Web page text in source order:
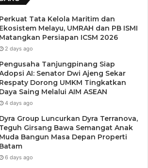
Perkuat Tata Kelola Maritim dan
Ekosistem Melayu, UMRAH dan PB ISMI
Matangkan Persiapan ICSM 2026
2 days ago
Pengusaha Tanjungpinang Siap
AI: Senator Dwi Ajeng Sekar
Respaty Dorong UMKM Tingkatkan
Daya Saing Melalui AIM ASEAN
4 days ago
Dyra Group Luncurkan Dyra Terranova,
Teguh Girsang Bawa Semangat Anak
Muda Bangun Masa Depan Properti
Batam
6 days ago